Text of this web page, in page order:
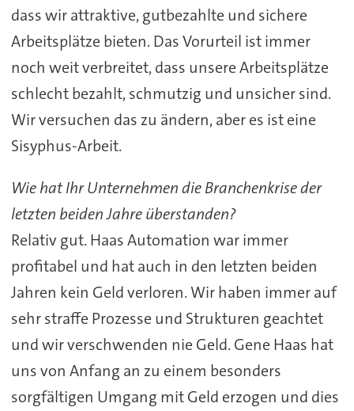
dass wir attraktive, gutbezahlte und sichere
Arbeitsplätze bieten. Das Vorurteil ist immer
noch weit verbreitet, dass unsere Arbeitsplätze
schlecht bezahlt, schmutzig und unsicher sind.
Wir versuchen das zu ändern, aber es ist eine
Sisyphus-Arbeit.
Wie hat Ihr Unternehmen die Branchenkrise der
letzten beiden Jahre überstanden?
Relativ gut. Haas Automation war immer
profitabel und hat auch in den letzten beiden
Jahren kein Geld verloren. Wir haben immer auf
sehr straffe Prozesse und Strukturen geachtet
und wir verschwenden nie Geld. Gene Haas hat
uns von Anfang an zu einem besonders
sorgfältigen Umgang mit Geld erzogen und dies